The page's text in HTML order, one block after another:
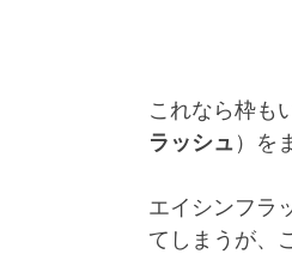
これなら枠も
ラッシュ）を
エイシンフラ
てしまうが、